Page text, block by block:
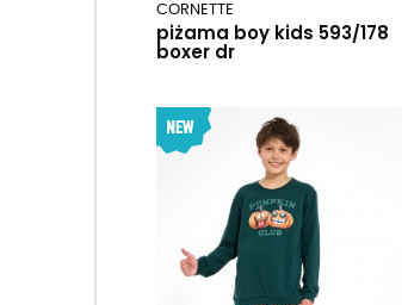
CORNETTE
piżama boy kids 593/178
boxer dr